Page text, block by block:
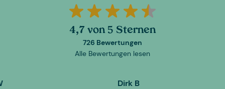
4,7 von 5 Sternen
726 Bewertungen
Alle Bewertungen lesen
Dirk B